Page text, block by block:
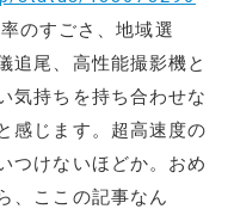
のすごさ、地域選
追尾、高性能撮影機と
気持ちを持ち合わせな
感じます。超高速度の
つけないほどか。おめ
、ここの記事なん